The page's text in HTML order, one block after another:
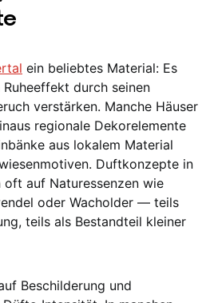
ein beliebtes Material: Es
durch seinen
verstärken. Manche Häuser
regionale Dekorelemente
aus lokalem Material
Duftkonzepte in
oft auf Naturessenzen wie
oder Wacholder — teils
teils als Bestandteil kleiner
Beschilderung und